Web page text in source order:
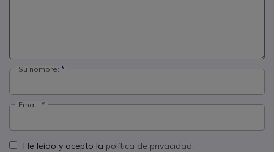
Su nombre:
Email:
He leído y acepto la política de privacidad.